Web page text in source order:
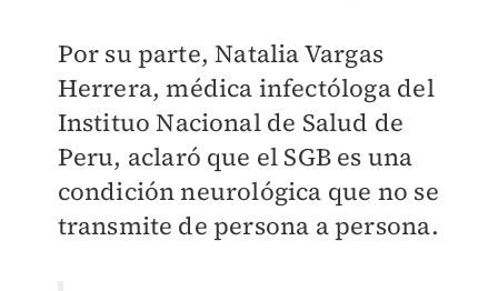
Por su parte, Natalia Vargas
Herrera, médica infectóloga del
Instituo Nacional de Salud de
Peru, aclaró que el SGB es una
condición neurológica que no se
transmite de persona a persona.